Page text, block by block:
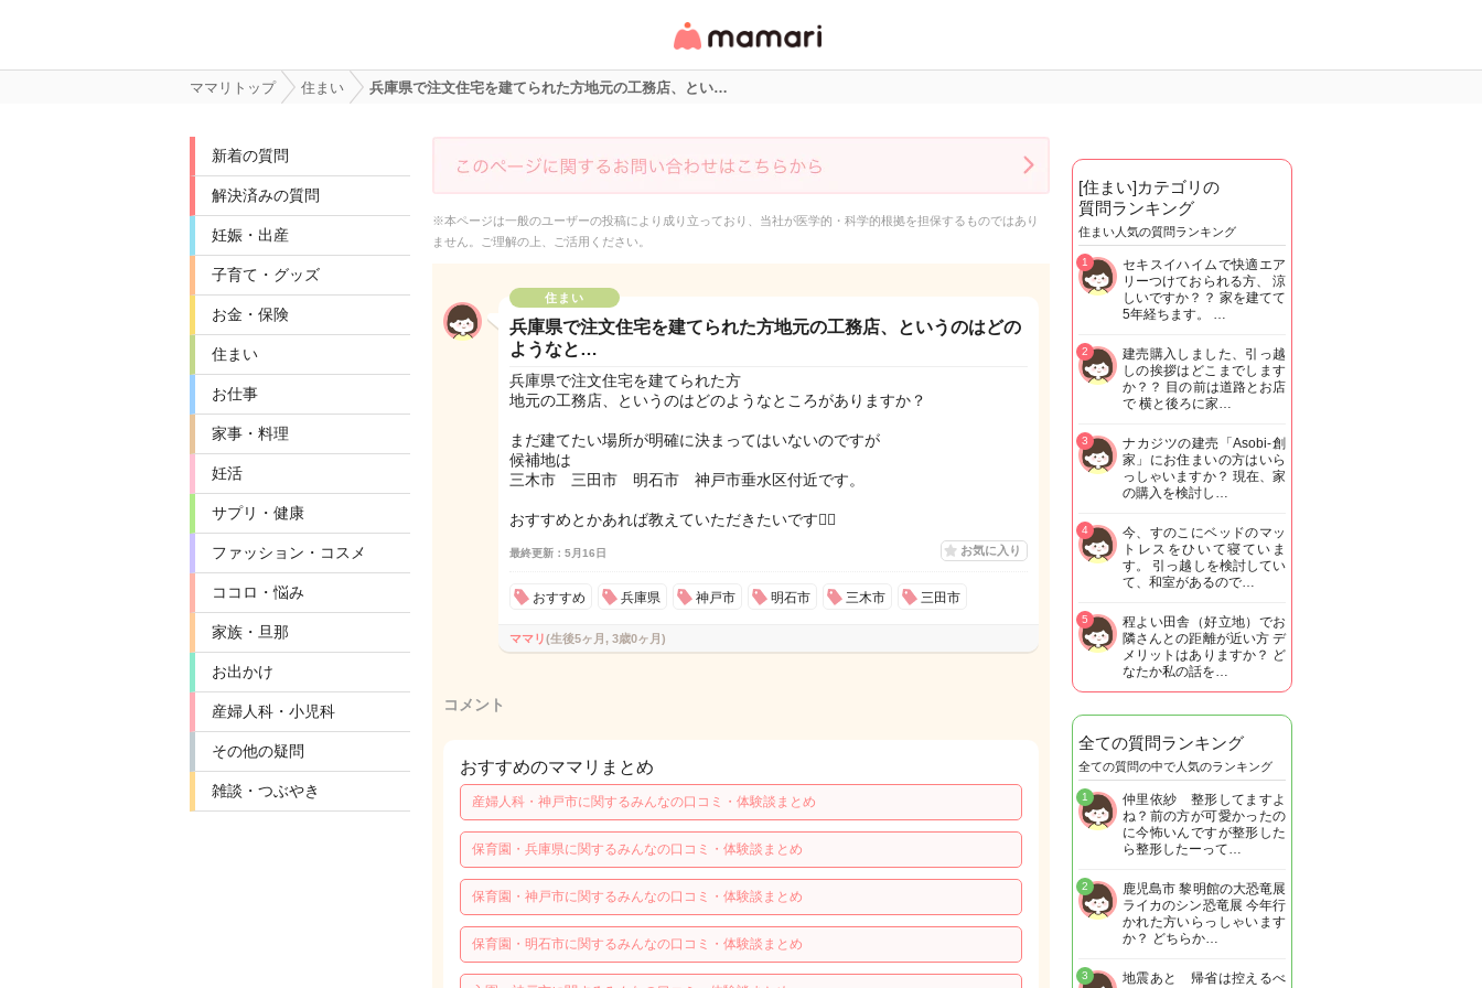
リ・情報サイト
ママリトップ 住まい 兵庫県で注文住宅を建てられた方地元の工務店、とい…
新着の質問
解決済みの質問
妊娠・出産
子育て・グッズ
お金・保険
住まい
お仕事
家事・料理
妊活
サプリ・健康
ファッション・コスメ
ココロ・悩み
家族・旦那
お出かけ
産婦人科・小児科
その他の疑問
雑談・つぶやき
※本ページは一般のユーザーの投稿により成り立っており、当社が医学的・科学的根拠を担保するものではあり
ません。ご理解の上、ご活用ください。
住まい
兵庫県で注文住宅を建てられた方地元の工務店、というのはどの
ようなと…
兵庫県で注文住宅を建てられた方
地元の工務店、というのはどのようなところがありますか？
まだ建てたい場所が明確に決まってはいないのですが
候補地は
三木市 三田市 明石市 神戸市垂水区付近です。
おすすめとかあれば教えていただきたいです🙇‍♀️
最終更新：5月16日 お気に入り
おすすめ 兵庫県 神戸市 明石市 三木市 三田市
ママリ(生後5ヶ月, 3歳0ヶ月)
コメント
おすすめのママリまとめ
産婦人科・神戸市に関するみんなの口コミ・体験談まとめ
保育園・兵庫県に関するみんなの口コミ・体験談まとめ
保育園・神戸市に関するみんなの口コミ・体験談まとめ
保育園・明石市に関するみんなの口コミ・体験談まとめ
[住まい]カテゴリの
質問ランキング
住まい人気の質問ランキング
セキスイハイムで快適エア
リーつけておられる方、 涼
しいですか？？ 家を建てて
5年経ちます。 …
1
建売購入しました、引っ越
しの挨拶はどこまでします
か？？ 目の前は道路とお店
で 横と後ろに家…
2
ナカジツの建売「Asobi-創
家」にお住まいの方はいら
っしゃいますか？ 現在、家
の購入を検討し…
3
今、すのこにベッドのマッ
トレスをひいて寝ていま
す。 引っ越しを検討してい
て、和室があるので…
4
程よい田舎（好立地）でお
隣さんとの距離が近い方 デ
メリットはありますか？ ど
なたか私の話を…
5
全ての質問ランキング
全ての質問の中で人気のランキング
仲里依紗 整形してますよ
ね？前の方が可愛かったの
に今怖いんですが整形した
ら整形したーって…
1
鹿児島市 黎明館の大恐竜展
ライカのシン恐竜展 今年行
かれた方いらっしゃいます
か？ どちらか…
2
地震あと 帰省は控えるべ
3